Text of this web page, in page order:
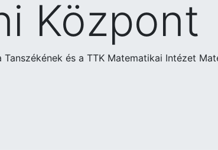
Központ
és a TTK Matematikai Intézet